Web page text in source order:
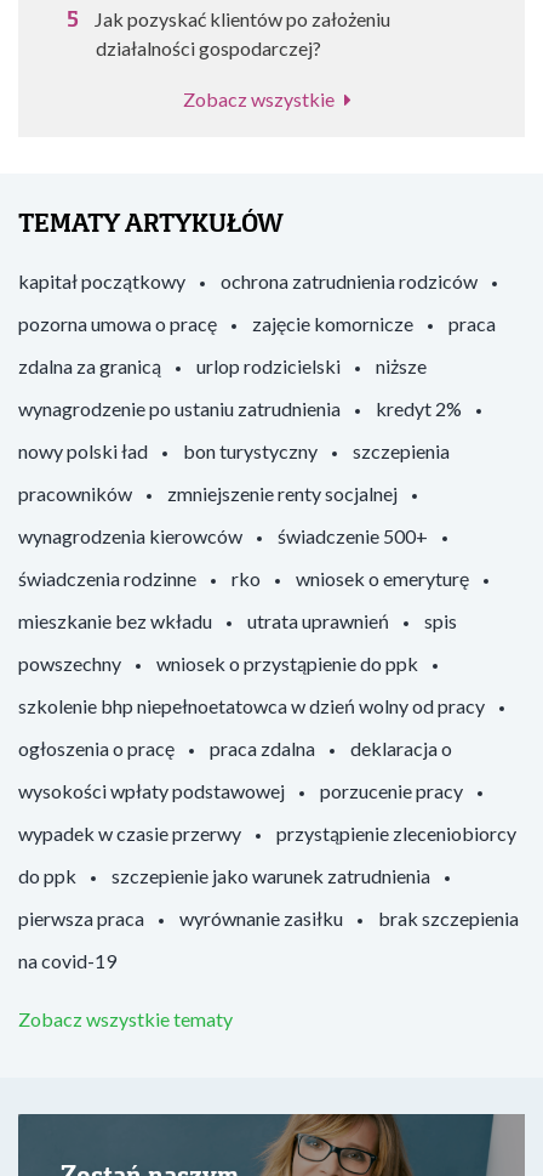
Jak pozyskać klientów po założeniu
działalności gospodarczej?
Zobacz wszystkie
TEMATY ARTYKUŁÓW
kapitał początkowy
ochrona zatrudnienia rodziców
pozorna umowa o pracę
zajęcie komornicze
praca
zdalna za granicą
urlop rodzicielski
niższe
wynagrodzenie po ustaniu zatrudnienia
kredyt 2%
nowy polski ład
bon turystyczny
szczepienia
pracowników
zmniejszenie renty socjalnej
wynagrodzenia kierowców
świadczenie 500+
świadczenia rodzinne
rko
wniosek o emeryturę
mieszkanie bez wkładu
utrata uprawnień
spis
powszechny
wniosek o przystąpienie do ppk
szkolenie bhp niepełnoetatowca w dzień wolny od pracy
ogłoszenia o pracę
praca zdalna
deklaracja o
wysokości wpłaty podstawowej
porzucenie pracy
wypadek w czasie przerwy
przystąpienie zleceniobiorcy
do ppk
szczepienie jako warunek zatrudnienia
pierwsza praca
wyrównanie zasiłku
brak szczepienia
na covid-19
Zobacz wszystkie tematy